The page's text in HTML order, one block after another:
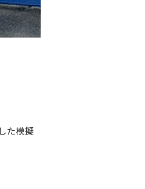
た模擬